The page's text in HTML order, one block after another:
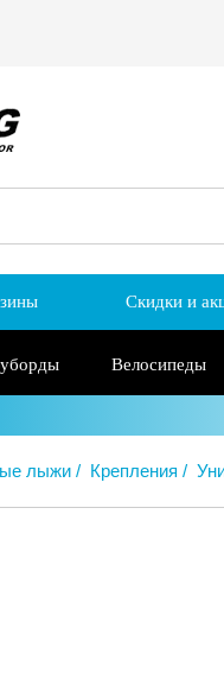
Скидки и
Велосипеды
лыжи Крепления